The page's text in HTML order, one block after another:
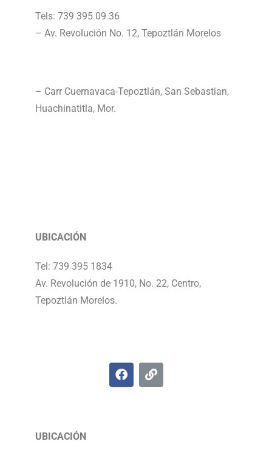
Tels: 739 395 09 36
– Av. Revolución No. 12, Tepoztlán Morelos
– Carr Cuernavaca-Tepoztlán, San Sebastian,
Huachinatitla, Mor.
UBICACIÓN
Tel: 739 395 1834
Av. Revolución de 1910, No. 22, Centro,
Tepoztlán Morelos.
UBICACIÓN